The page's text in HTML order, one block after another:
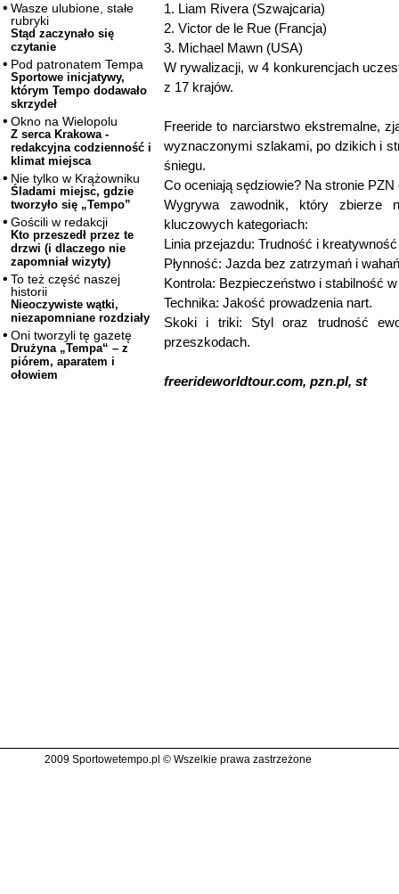
Wasze ulubione, stałe
rubryki
Stąd zaczynało się
czytanie
Pod patronatem Tempa
Sportowe inicjatywy,
którym Tempo dodawało
skrzydeł
Okno na Wielopolu
Z serca Krakowa -
redakcyjna codzienność i
klimat miejsca
Nie tylko w Krążowniku
Śladami miejsc, gdzie
tworzyło się „Tempo”
Gościli w redakcji
Kto przeszedł przez te
drzwi (i dlaczego nie
zapomniał wizyty)
To też część naszej
historii
Nieoczywiste wątki,
niezapomniane rozdziały
Oni tworzyli tę gazetę
Drużyna „Tempa“ – z
piórem, aparatem i
ołowiem
1. Liam Rivera (Szwajcaria)
2. Victor de le Rue (Francja)
3. Michael Mawn (USA)
W rywalizacji, w 4 konkurencjach
z 17 krajów.
Freeride to narciarstwo ekstremalne,
wyznaczonymi szlakami, po dzikich i
śniegu.
Co oceniają sędziowie? Na stronie
Wygrywa zawodnik, który zbierze
kluczowych kategoriach:
Linia przejazdu: Trudność i
Płynność: Jazda bez zatrzymań i
Kontrola: Bezpieczeństwo i stabilność
Technika: Jakość prowadzenia nart.
Skoki i triki: Styl oraz trudność
przeszkodach.
freerideworldtour.com, pzn.pl, st
2009 Sportowetempo.pl © Wszelkie prawa zastrzeżone